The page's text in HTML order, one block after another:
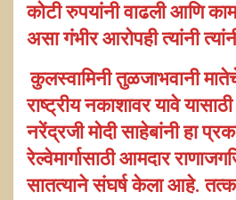
कोटी रुपयांनी वाढली आणि
असा गंभीर आरोपही त्यांनी
कुलस्वामिनी तुळजाभवानी
राष्ट्रीय नकाशावर यावे
नरेंद्रजी मोदी साहेबांनी हा
रेल्वेमार्गासाठी आमदार
सातत्याने संघर्ष केला आहे.